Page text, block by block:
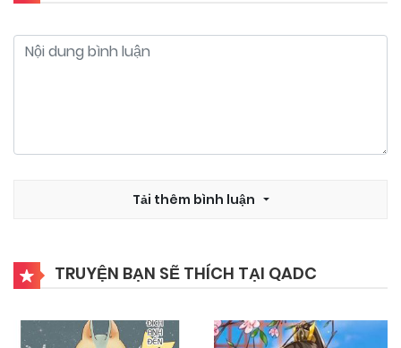
Tải thêm bình luận
TRUYỆN BẠN SẼ THÍCH TẠI QADC